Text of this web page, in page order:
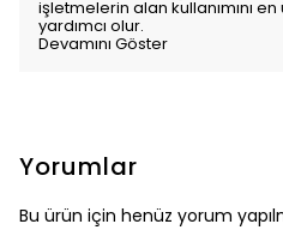
işletmelerin alan kullanımını
yardımcı olur.
Devamını Göster
Yorumlar
Bu ürün için henüz yorum